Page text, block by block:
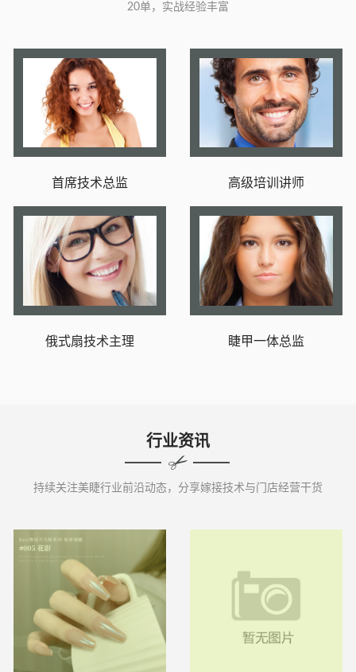
20单，实战经验丰富
首席技术总监 高级培训讲师
俄式扇技术主理 睫甲一体总监
行业资讯
持续关注美睫行业前沿动态，分享嫁接技术与门店经营干货